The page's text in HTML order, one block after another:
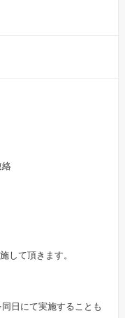
絡
して頂きます。
日にて実施することも